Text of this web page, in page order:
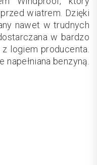
wiatrem. Dzięki
nawet w trudnych
w bardzo
z logiem producenta.
napełniana benzyną.